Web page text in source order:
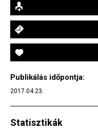
Publikálás időpontja:
2017.04.23.
Statisztikák